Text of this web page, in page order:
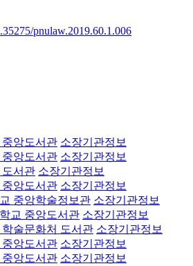
pnulaw.2019.60.1.006
앙도서관 소장기관정보
앙도서관 소장기관정보
도서관 소장기관정보
앙도서관 소장기관정보
중앙학술정보관 소장기관정보
교 중앙도서관 소장기관정보
술문화처 도서관 소장기관정보
앙도서관 소장기관정보
앙도서관 소장기관정보